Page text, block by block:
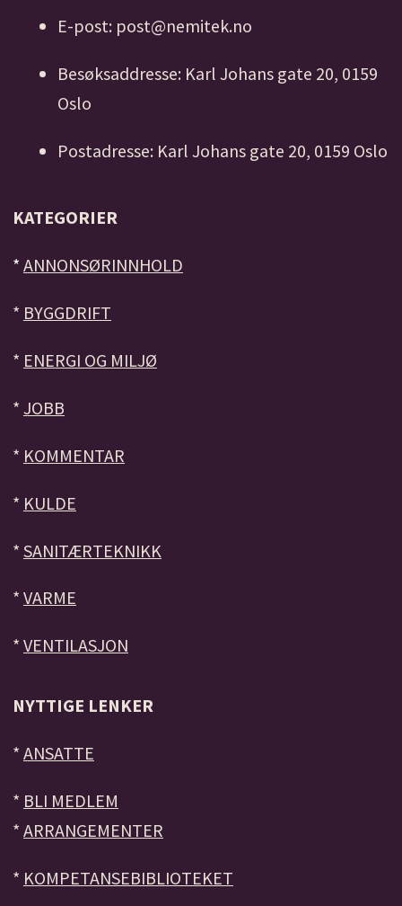
E-post: post@nemitek.no
Besøksaddresse: Karl Johans gate 20, 0159
Oslo
Postadresse: Karl Johans gate 20, 0159 Oslo
KATEGORIER
* ANNONSØRINNHOLD
* BYGGDRIFT
* ENERGI OG MILJØ
* JOBB
* KOMMENTAR
* KULDE
* SANITÆRTEKNIKK
* VARME
* VENTILASJON
NYTTIGE LENKER
* ANSATTE
* BLI MEDLEM
* ARRANGEMENTER
* KOMPETANSEBIBLIOTEKET